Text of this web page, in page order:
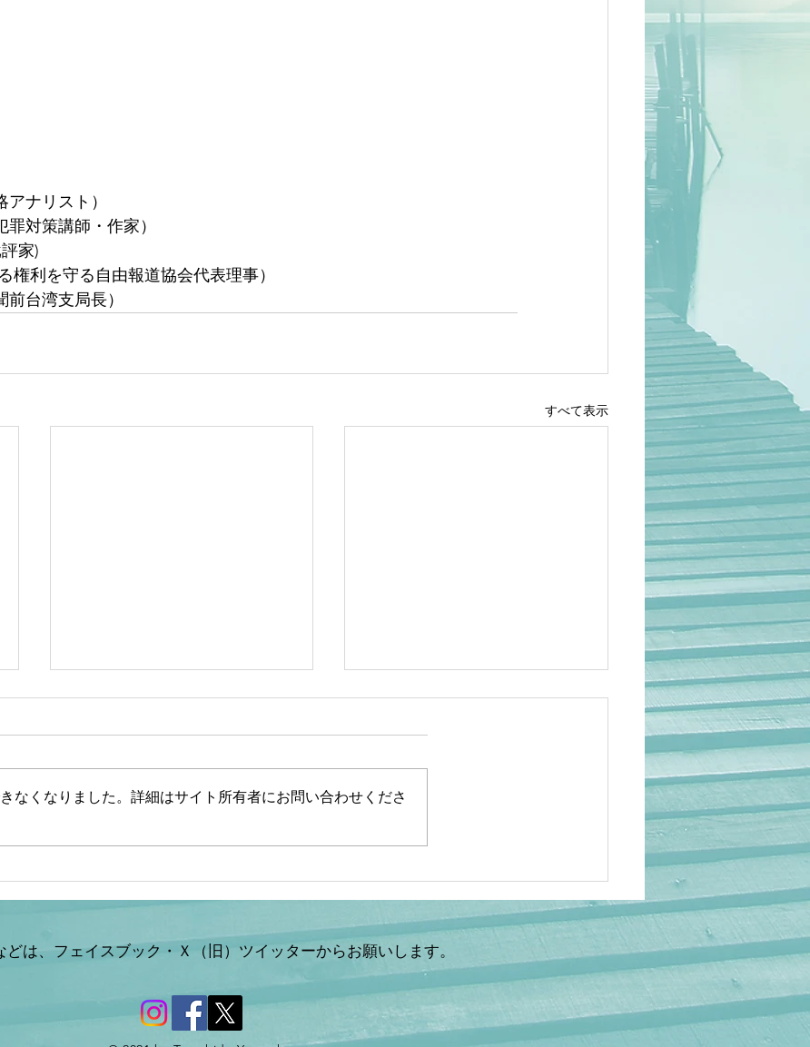
ナリスト）
罪対策講師・作家）
家)
権利を守る自由報道協会代表理事）
前台湾支局長）
すべて表示
【文】【一般ライブ】【辺野
事故当時の動画を公開【玄ち
瀬×佐波/室伏×松村×平井
11:55〜13:40
【山岡】アニメ人気でも救え
した理由 ケビン・ドーク氏×
山岡鉄秀〜後編〜
なくなりました。詳細はサイト所有者にお問い合わせくださ
どは、フェイスブック・Ｘ（旧）ツイッターからお願いします。